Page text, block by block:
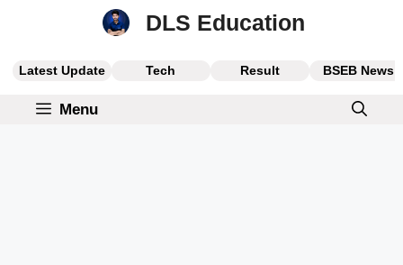
DLS Education
Latest Update Tech Result BSEB News
Menu